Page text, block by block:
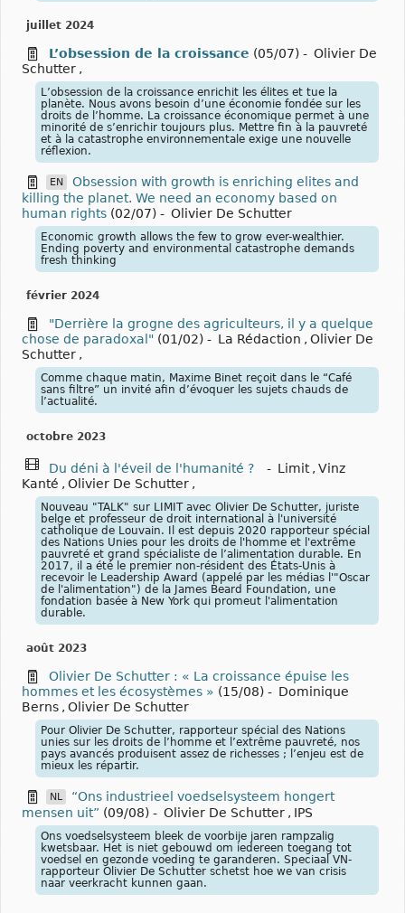
juillet 2024
L’obsession de la croissance (05/07) - Olivier De
Schutter ,
L’obsession de la croissance enrichit les élites et tue la
planète. Nous avons besoin d’une économie fondée sur les
droits de l’homme. La croissance économique permet à une
minorité de s’enrichir toujours plus. Mettre fin à la pauvreté
et à la catastrophe environnementale exige une nouvelle
réflexion.
EN
Obsession with growth is enriching elites and
killing the planet. We need an economy based on
human rights (02/07) - Olivier De Schutter
Economic growth allows the few to grow ever-wealthier.
Ending poverty and environmental catastrophe demands
fresh thinking
février 2024
"Derrière la grogne des agriculteurs, il y a quelque
chose de paradoxal" (01/02) - La Rédaction , Olivier De
Schutter ,
Comme chaque matin, Maxime Binet reçoit dans le “Café
sans filtre” un invité afin d’évoquer les sujets chauds de
l’actualité.
octobre 2023
Du déni à l'éveil de l'humanité ? - Limit , Vinz
Kanté , Olivier De Schutter ,
Nouveau "TALK" sur LIMIT avec Olivier De Schutter, juriste
belge et professeur de droit international à l'université
catholique de Louvain. Il est depuis 2020 rapporteur spécial
des Nations Unies pour les droits de l'homme et l'extrême
pauvreté et grand spécialiste de l’alimentation durable. En
2017, il a été le premier non-résident des États-Unis à
recevoir le Leadership Award (appelé par les médias l'"Oscar
de l'alimentation") de la James Beard Foundation, une
fondation basée à New York qui promeut l'alimentation
durable.
août 2023
Olivier De Schutter : « La croissance épuise les
hommes et les écosystèmes » (15/08) - Dominique
Berns , Olivier De Schutter
Pour Olivier De Schutter, rapporteur spécial des Nations
unies sur les droits de l’homme et l’extrême pauvreté, nos
pays avancés produisent assez de richesses ; l’enjeu est de
mieux les répartir.
NL
“Ons industrieel voedselsysteem hongert
mensen uit” (09/08) - Olivier De Schutter , IPS
Ons voedselsysteem bleek de voorbije jaren rampzalig
kwetsbaar. Het is niet gebouwd om iedereen toegang tot
voedsel en gezonde voeding te garanderen. Speciaal VN-
rapporteur Olivier De Schutter schetst hoe we van crisis
naar veerkracht kunnen gaan.